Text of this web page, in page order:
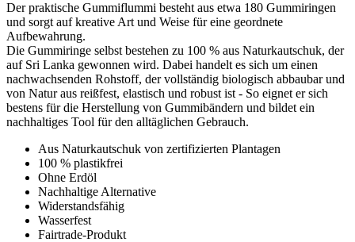
Der praktische Gummiflummi besteht aus etwa 180 Gummiringen
und sorgt auf kreative Art und Weise für eine geordnete
Aufbewahrung.
Die Gummiringe selbst bestehen zu 100 % aus Naturkautschuk, der
auf Sri Lanka gewonnen wird. Dabei handelt es sich um einen
nachwachsenden Rohstoff, der vollständig biologisch abbaubar und
von Natur aus reißfest, elastisch und robust ist - So eignet er sich
bestens für die Herstellung von Gummibändern und bildet ein
nachhaltiges Tool für den alltäglichen Gebrauch.
Aus Naturkautschuk von zertifizierten Plantagen
100 % plastikfrei
Ohne Erdöl
Nachhaltige Alternative
Widerstandsfähig
Wasserfest
Fairtrade-Produkt